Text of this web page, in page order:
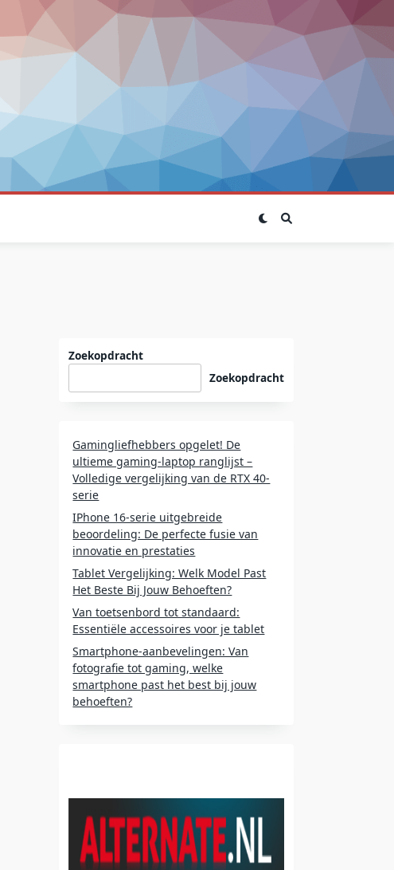
Zoekopdracht
Zoekopdracht
Gamingliefhebbers opgelet! De
ultieme gaming-laptop ranglijst –
Volledige vergelijking van de RTX 40-
serie
IPhone 16-serie uitgebreide
beoordeling: De perfecte fusie van
innovatie en prestaties
Tablet Vergelijking: Welk Model Past
Het Beste Bij Jouw Behoeften?
Van toetsenbord tot standaard:
Essentiële accessoires voor je tablet
Smartphone-aanbevelingen: Van
fotografie tot gaming, welke
smartphone past het best bij jouw
behoeften?